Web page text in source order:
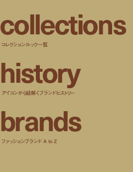
collections
コレクションルック一覧
history
アイコンから紐解くブランドヒストリー
brands
ファッションブランド A to Z